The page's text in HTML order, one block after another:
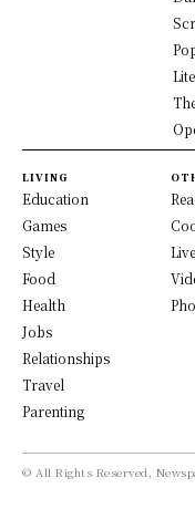
LIVING
Education
Games
Style
Food
Health
Jobs
Relationships
Travel
Parenting
© All Rights Reserved,